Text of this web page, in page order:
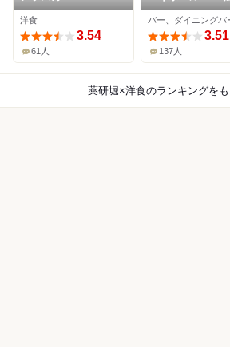
洋食
3.54
61人
1923
3.51
137人
薬研堀×洋食のランキングを